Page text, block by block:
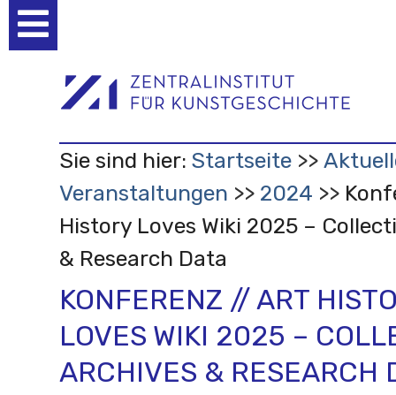
Werkzeuge
Sie sind hier: Startseite
Veranstaltungen
2024
History Loves Wiki 2025 –
& Research Data
KONFERENZ // ART
LOVES WIKI 2025 –
ARCHIVES & RESEARCH